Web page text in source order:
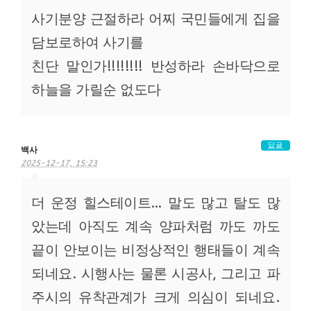
사기분양 근절하라 어찌 국민들에게 집을
담보로하여 사기를
친단 말인가!!!!!!!! 반성하라 손바닥으로
하늘을 가릴순 없도다
백사
2025-12-17, 15:23
더 운정 힐스테이트… 말도 많고 탈도 많
았는데 아직도 계속 양파처럼 까도 까도
끝이 안보이는 비정상적인 행태들이 계속
되네요. 시행사는 물론 시공사, 그리고 파
주시의 유착관계가 크게 의심이 되네요.
답글